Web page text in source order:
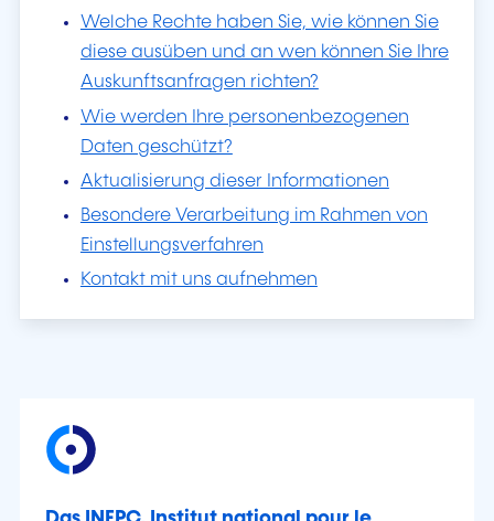
Welche Rechte haben Sie, wie können Sie
diese ausüben und an wen können Sie Ihre
Auskunftsanfragen richten?
Wie werden Ihre personenbezogenen
Daten geschützt?
Aktualisierung dieser Informationen
Besondere Verarbeitung im Rahmen von
Einstellungsverfahren
Kontakt mit uns aufnehmen